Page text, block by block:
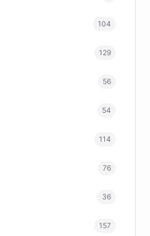
104
129
56
54
114
76
36
157